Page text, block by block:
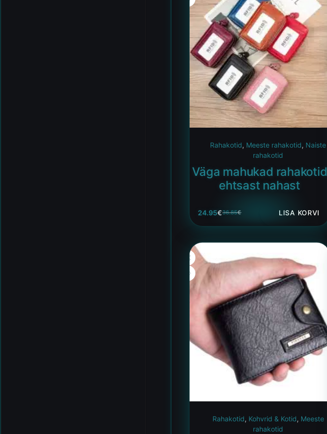
Rahakotid, Meeste rahakotid, Naiste
rahakotid
Väga mahukad rahakotid
ehtsast nahast
36.85€
24.95€ LISA KORVI
Rahakotid, Kohvrid & Kotid, Meeste
rahakotid